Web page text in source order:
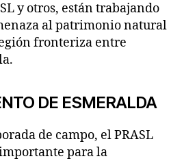
y otros, están trabajando
al patrimonio natural
fronteriza entre
DE ESMERALDA
de campo, el PRASL
para la